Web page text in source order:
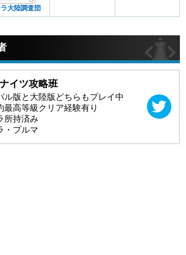
大陸調査団
イツ攻略班
ル版と大陸版どちらもプレイ中
最高等級クリア経験有り
所持済み
・プルマ